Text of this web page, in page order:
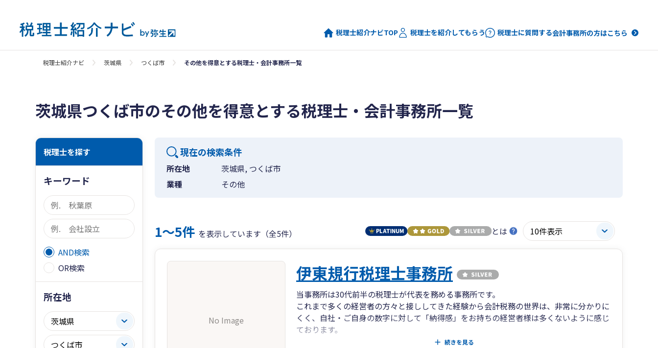
税理士紹介ナビTOP 税理士を紹介してもらう 税理士に質問する会計事務所の方はこちら
税理士紹介ナビ 茨城県 つくば市 その他を得意とする税理士・会計事務所一覧
茨城県つくば市のその他を得意とする税理士・会計事務所一覧
税理士を探す
キーワード
AND検索
OR検索
所在地
現在の検索条件
所在地
茨城県, つくば市
業種
その他
1〜5件 を表示しています（全5件） とは
No Image
伊東規行税理士事務所
当事務所は30代前半の税理士が代表を務める事務所です。
これまで多くの経営者の方々と接ししてきた経験から会計税務の世界は、非常に分かりに
くく、自社・ご自身の数字に対して「納得感」をお持ちの経営者様は多くないように感じ
ております。
当事務所は、一般的な税務申告や税務相談はもちろんのこと、気軽に些細なことでも相談
続きを見る